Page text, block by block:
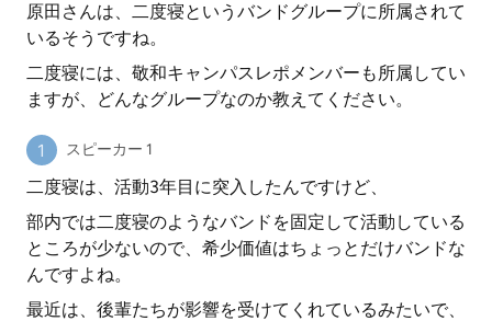
原田さんは、二度寝というバンドグループに所属されて
いるそうですね。
二度寝には、敬和キャンパスレポメンバーも所属してい
ますが、どんなグループなのか教えてください。
スピーカー 1
二度寝は、活動3年目に突入したんですけど、
部内では二度寝のようなバンドを固定して活動している
ところが少ないので、希少価値はちょっとだけバンドな
んですよね。
最近は、後輩たちが影響を受けてくれているみたいで、